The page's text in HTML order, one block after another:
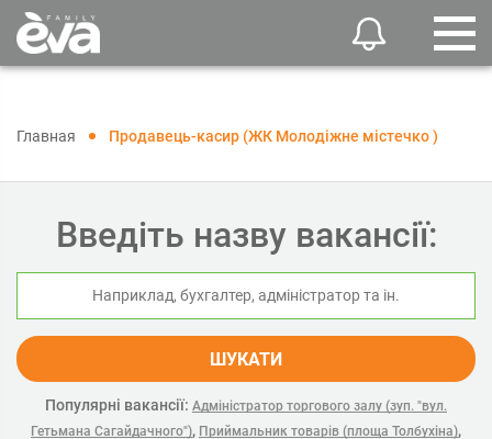
Главная Продавець-касир (ЖК Молодіжне містечко )
Введіть назву вакансії:
ШУКАТИ
Популярні вакансії: Адміністратор торгового залу (зуп. "вул.
Гетьмана Сагайдачного"), Приймальник товарів (площа Толбухіна),